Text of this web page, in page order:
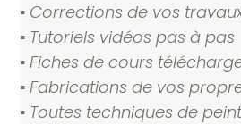
▪️ Corrections de vos
▪️ Tutoriels vidéos pas à pas
▪️Fiches de cours
▪️Fabrications de vos
▪️ Toutes techniques de